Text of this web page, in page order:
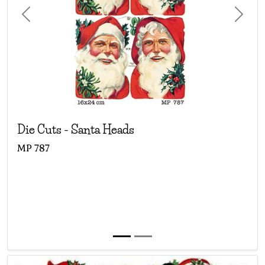
Die Cuts - Santa Heads
MP787
Previous Next